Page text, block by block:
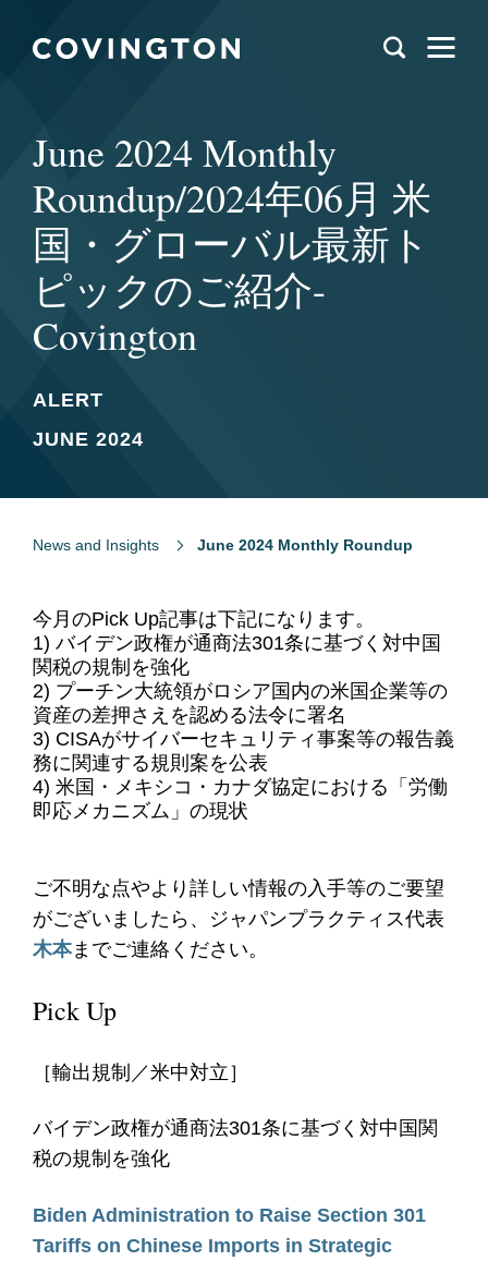
June 2024 Monthly
Roundup/2024年06月 米
国・グローバル最新ト
ピックのご紹介-
Covington
ALERT
JUNE 2024
News and Insights June 2024 Monthly Roundup
今月のPick Up記事は下記になります。
1) バイデン政権が通商法301条に基づく対中国
関税の規制を強化
2) プーチン大統領がロシア国内の米国企業等の
資産の差押さえを認める法令に署名
3) CISAがサイバーセキュリティ事案等の報告義
務に関連する規則案を公表
4) 米国・メキシコ・カナダ協定における「労働
即応メカニズム」の現状
ご不明な点やより詳しい情報の入手等のご要望
がございましたら、ジャパンプラクティス代表
木本までご連絡ください。
Pick Up
［輸出規制／米中対立］
バイデン政権が通商法301条に基づく対中国関
税の規制を強化
Biden Administration to Raise Section 301
Tariffs on Chinese Imports in Strategic